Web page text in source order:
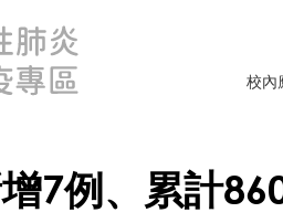
校內
7例、累計